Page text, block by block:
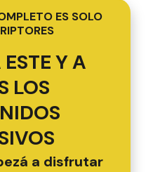
ES SOLO
Y A
LOS
a disfrutar